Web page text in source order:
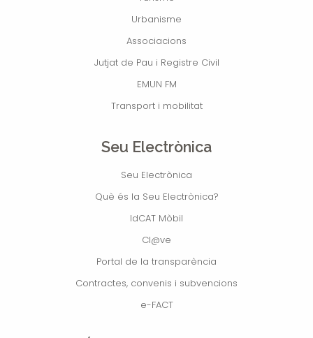
Urbanisme
Associacions
Jutjat de Pau i Registre Civil
EMUN FM
Transport i mobilitat
Seu Electrònica
Seu Electrònica
Què és la Seu Electrònica?
IdCAT Mòbil
Cl@ve
Portal de la transparència
Contractes, convenis i subvencions
e-FACT